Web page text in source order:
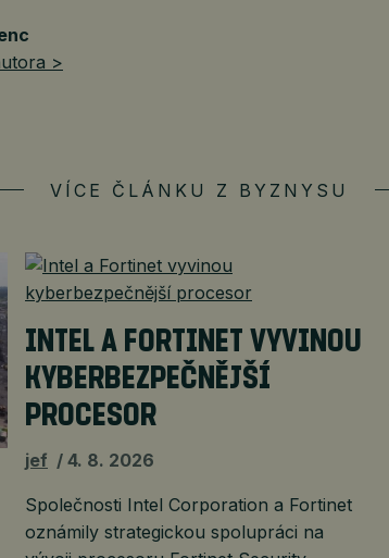
>
VÍCE ČLÁNKU Z BYZNYSU
INTEL A FORTINET VYVINOU
KYBERBEZPEČNĚJŠÍ
PROCESOR
jef 4. 8. 2026
Společnosti Intel Corporation a Fortinet
oznámily strategickou spolupráci na